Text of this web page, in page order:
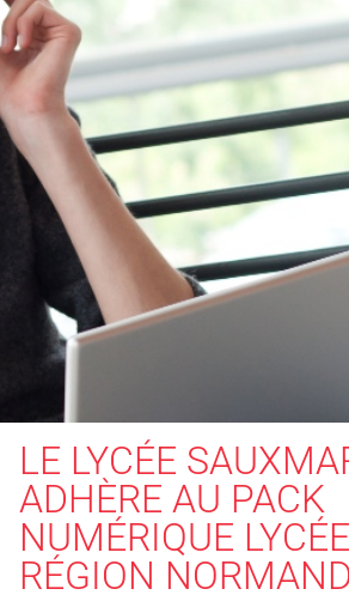
LE LYCÉE
ADHÈRE AU PACK
NUMÉRIQUE
RÉGION